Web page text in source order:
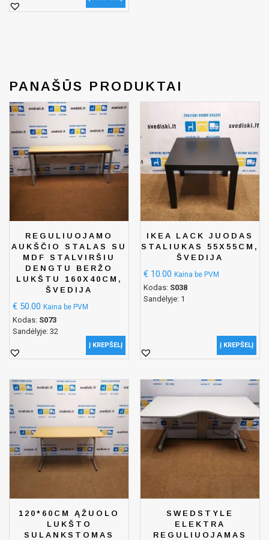
PANAŠŪS PRODUKTAI
REGULIUOJAMO
AUKŠČIO STALAS SU
MDF STALVIRŠIU
DENGTU BERŽO
LUKŠTU 160X40CM,
ŠVEDIJA
€ 50.00 Kaina be PVM
Kodas: S073
Sandėlyje: 32
Į KREPŠELĮ
IKEA LACK JUODAS
STALIUKAS 55X55CM,
ŠVEDIJA
€ 10.00 Kaina be PVM
Kodas: S038
Sandėlyje: 1
Į KREPŠELĮ
120*60CM ĄŽUOLO
LUKŠTO
SULANKSTOMAS
SWEDSTYLE
ELEKTRA
REGULIUOJAMAS